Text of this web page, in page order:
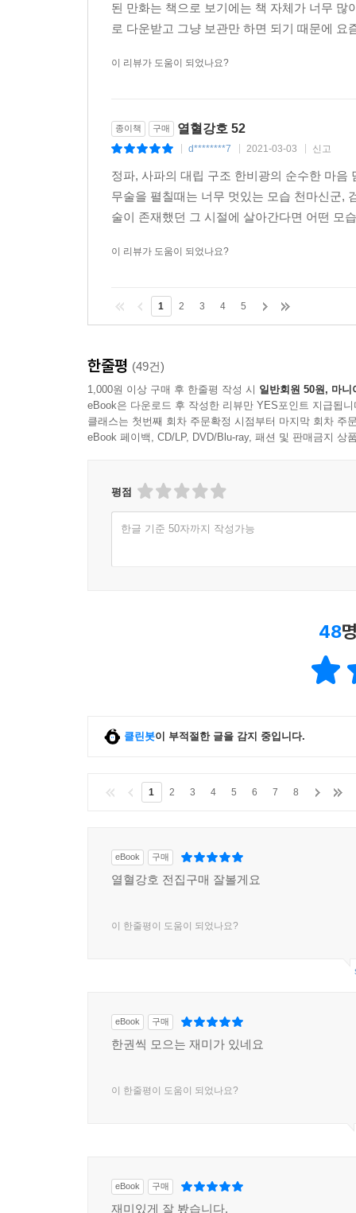
된 만화는 책으로 보기에는 책 자체가 너무
로 다운받고 그냥 보관만 하면 되기 때문에
이 리뷰가 도움이 되었나요?
종이책 구매 열혈강호 52
d********7 2021-03-03 신고
정파, 사파의 대립 구조 한비광의 순수한 마
무술을 펼칠때는 너무 멋있는 모습 천마신군,
술이 존재했던 그 시절에 살아간다면 어떤 모
이 리뷰가 도움이 되었나요?
1 2 3 4 5
한줄평 (49건)
1,000원 이상 구매 후 한줄평 작성 시 일반회원 50원, 마니
eBook은 다운로드 후 작성한 리뷰만 YES포인트 지급됩니
클래스는 첫번째 회차 주문확정 시점부터 마지막 회차 주
eBook 페이백, CD/LP, DVD/Blu-ray, 패션 및 판매금지 상
평점
한글 기준 50자까지 작성가능
48
클린봇이 부적절한 글을 감지 중입니다.
1 2 3 4 5 6 7 8
eBook 구매
열혈강호 전집구매 잘볼게요
이 한줄평이 도움이 되었나요?
eBook 구매
한권씩 모으는 재미가 있네요
이 한줄평이 도움이 되었나요?
eBook 구매
재미있게 잘 봤습니다.